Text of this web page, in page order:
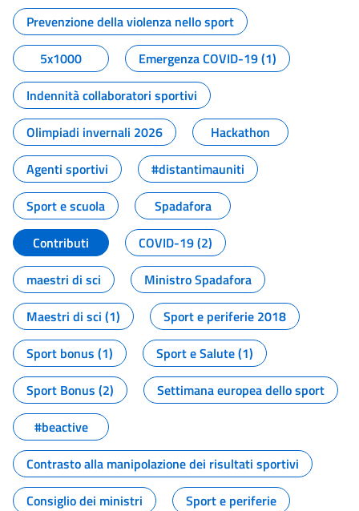
Tutti i contenuti della pagina
Prevenzione della violenza nello sport
5x1000
Emergenza COVID-19 (1)
Indennità collaboratori sportivi
Olimpiadi invernali 2026
Hackathon
Agenti sportivi
#distantimauniti
Sport e scuola
Spadafora
Contributi
COVID-19 (2)
maestri di sci
Ministro Spadafora
Maestri di sci (1)
Sport e periferie 2018
Sport bonus (1)
Sport e Salute (1)
Sport Bonus (2)
Settimana europea dello sport
#beactive
Contrasto alla manipolazione dei risultati sportivi
Consiglio dei ministri
Sport e periferie